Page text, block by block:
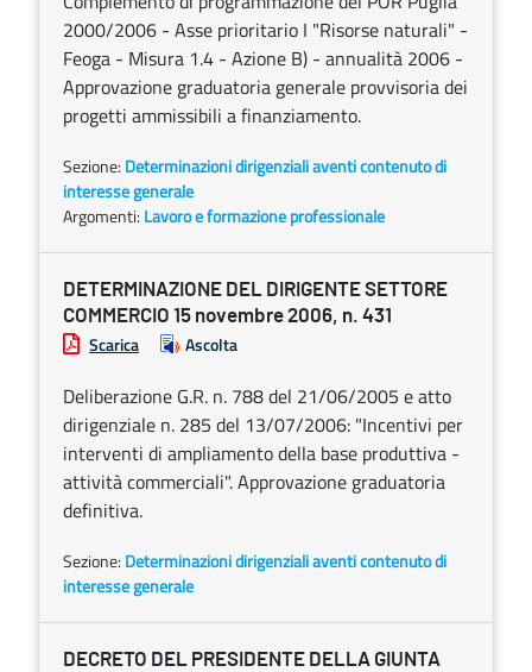
2000/2006 - Asse prioritario I "Risorse naturali" -
Feoga - Misura 1.4 - Azione B) - annualità 2006 -
Approvazione graduatoria generale provvisoria dei
progetti ammissibili a finanziamento.
Sezione: Determinazioni dirigenziali aventi contenuto di
interesse generale
Argomenti: Lavoro e formazione professionale
DETERMINAZIONE DEL DIRIGENTE SETTORE
COMMERCIO 15 novembre 2006, n. 431
Scarica Ascolta
Deliberazione G.R. n. 788 del 21/06/2005 e atto
dirigenziale n. 285 del 13/07/2006: "Incentivi per
interventi di ampliamento della base produttiva -
attività commerciali". Approvazione graduatoria
definitiva.
Sezione: Determinazioni dirigenziali aventi contenuto di
interesse generale
DECRETO DEL PRESIDENTE DELLA GIUNTA